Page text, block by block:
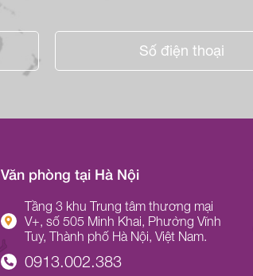
Văn phòng tại Hà Nội
Tầng 3 khu Trung tâm thương mại
V+, số 505 Minh Khai, Phường Vĩnh
Tuy, Thành phố Hà Nội, Việt Nam.
0913.002.383